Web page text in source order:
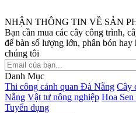
NHẬN THÔNG TIN VỀ SẢN
Bạn cần mua các cây công trình,
để bàn số lượng lớn, phân bón
chúng tôi
Danh Mục
Thi công cảnh quan Đà Nẵng Cây
Nẵng Vật tư nông nghiệp Hoa
Tuyển dụng